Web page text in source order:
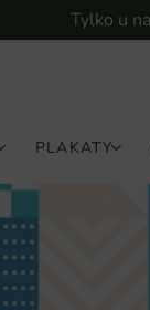
Tylko u
PLAKATY